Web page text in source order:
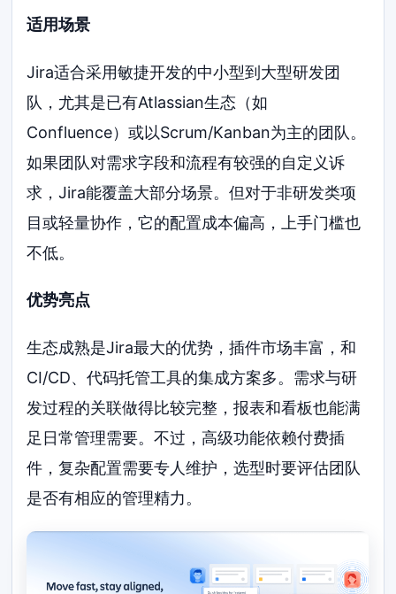
适用场景
Jira适合采用敏捷开发的中小型到大型研发团
队，尤其是已有Atlassian生态（如
Confluence）或以Scrum/Kanban为主的团队。
如果团队对需求字段和流程有较强的自定义诉
求，Jira能覆盖大部分场景。但对于非研发类项
目或轻量协作，它的配置成本偏高，上手门槛也
不低。
优势亮点
生态成熟是Jira最大的优势，插件市场丰富，和
CI/CD、代码托管工具的集成方案多。需求与研
发过程的关联做得比较完整，报表和看板也能满
足日常管理需要。不过，高级功能依赖付费插
件，复杂配置需要专人维护，选型时要评估团队
是否有相应的管理精力。